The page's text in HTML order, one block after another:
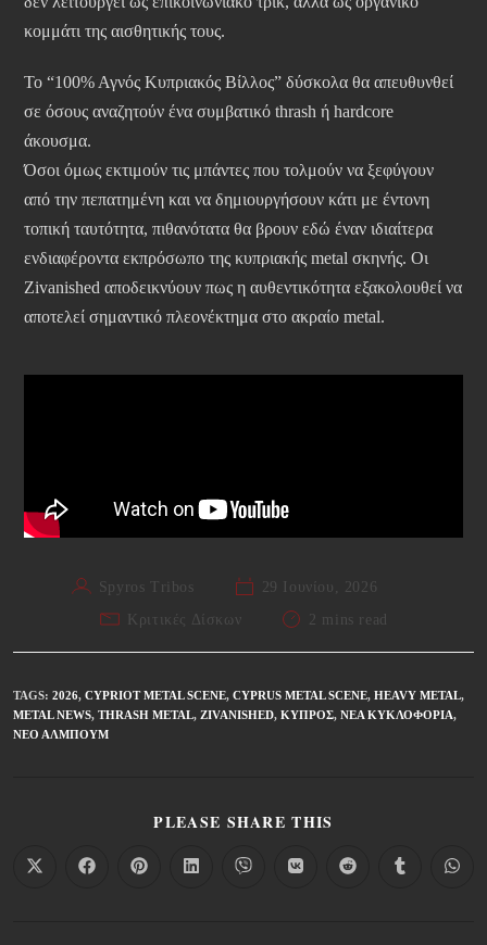
κομμάτι της αισθητικής τους.
Το “100% Αγνός Κυπριακός Βίλλος” δύσκολα θα απευθυνθεί
σε όσους αναζητούν ένα συμβατικό thrash ή hardcore
άκουσμα.
Όσοι όμως εκτιμούν τις μπάντες που τολμούν να ξεφύγουν
από την πεπατημένη και να δημιουργήσουν κάτι με έντονη
τοπική ταυτότητα, πιθανότατα θα βρουν εδώ έναν ιδιαίτερα
ενδιαφέροντα εκπρόσωπο της κυπριακής metal σκηνής. Οι
Zivanished αποδεικνύουν πως η αυθεντικότητα εξακολουθεί να
αποτελεί σημαντικό πλεονέκτημα στο ακραίο metal.
Spyros Tribos
29 Ιουνίου, 2026
Κριτικές Δίσκων
2 mins read
TAGS: 2026, CYPRIOT METAL SCENE, CYPRUS METAL SCENE, HEAVY METAL,
METAL NEWS, THRASH METAL, ΖIVANISHED, ΚΎΠΡΟΣ, ΝΈΑ ΚΥΚΛΟΦΟΡΊΑ,
ΝΈΟ ΆΛΜΠΟΥΜ
PLEASE SHARE THIS